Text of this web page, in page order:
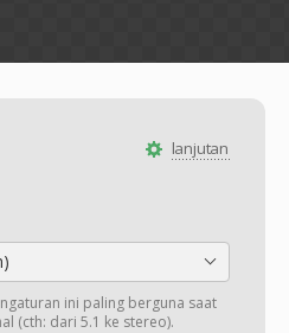
lanjutan
ini paling berguna saat
(cth: dari 5.1 ke stereo).